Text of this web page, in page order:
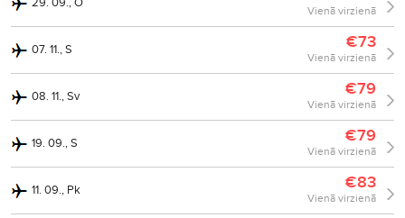
Vienā virzienā
07. 11., S €73
Vienā virzienā
08. 11., Sv €79
Vienā virzienā
19. 09., S €79
Vienā virzienā
11. 09., Pk €83
Vienā virzienā